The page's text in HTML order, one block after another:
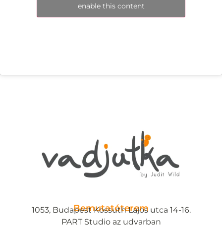
enable this content
Bemutatóterem
1053, Budapest Kossuth Lajos utca 14-16.
PART Studio az udvarban